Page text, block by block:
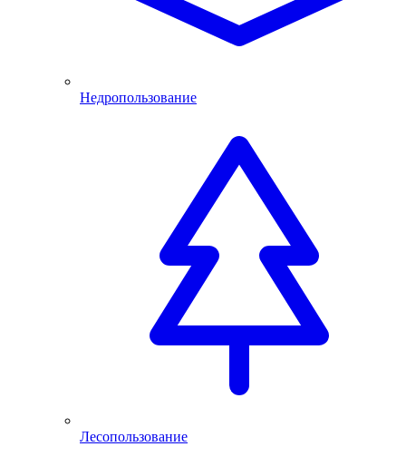
Недропользование
Лесопользование